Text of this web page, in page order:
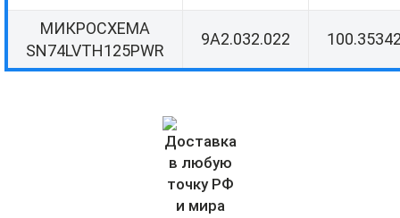
МИКРОСХЕМА
SN74LVTH125PWR
9А2.032.022